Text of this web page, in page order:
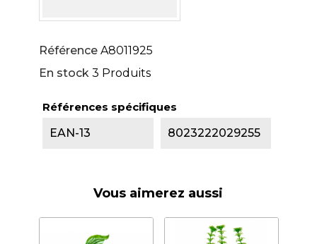
Référence A8011925
En stock 3 Produits
Références spécifiques
EAN-13
8023222029255
Vous aimerez aussi